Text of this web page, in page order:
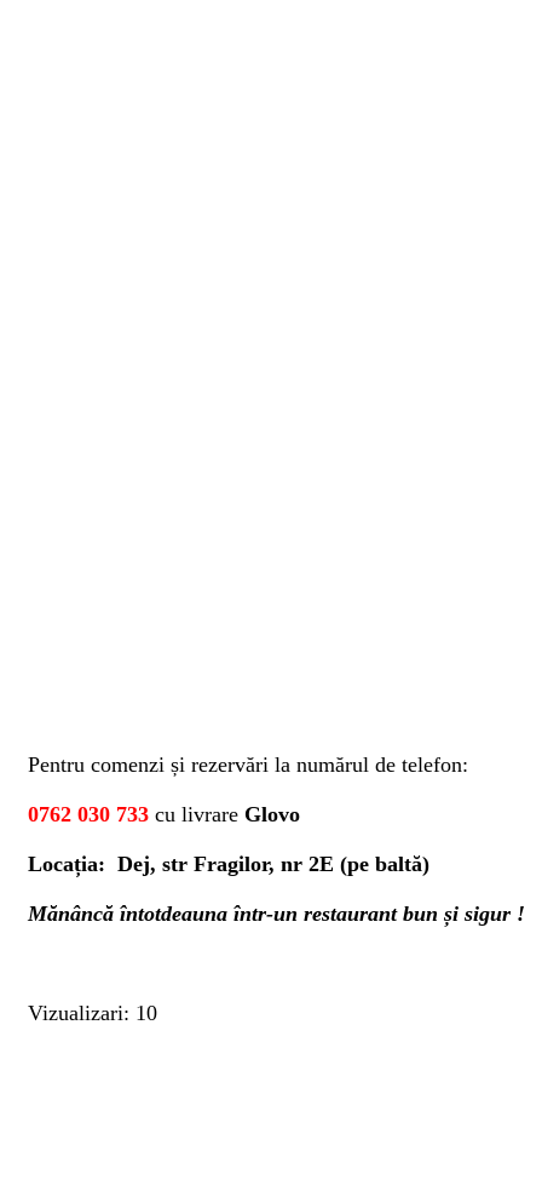
Pentru comenzi și rezervări la numărul de telefon:
0762 030 733 cu livrare Glovo
Locația: Dej, str Fragilor, nr 2E (pe baltă)
Mănâncă întotdeauna într-un restaurant bun și sigur !
Vizualizari: 10